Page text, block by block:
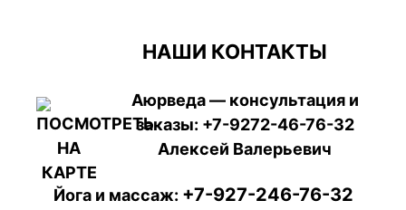
НАШИ КОНТАКТЫ
Аюрведа — консультация и
заказы: +7-9272-46-76-32
Алексей Валерьевич
Йога и массаж: +7-927-246-76-32